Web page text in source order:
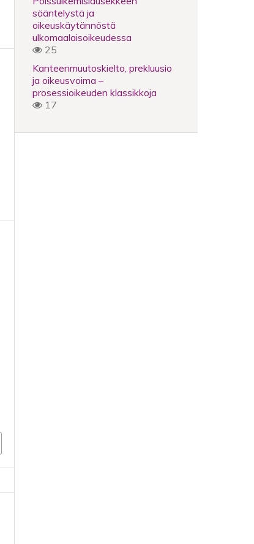
sääntelystä ja
oikeuskäytännöstä
ulkomaalaisoikeudessa
25
Kanteenmuutoskielto, prekluusio
ja oikeusvoima –
prosessioikeuden klassikkoja
17